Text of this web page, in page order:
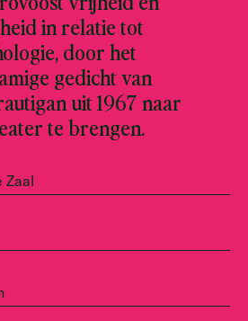
Zaal
in relatie tot
door het
gedicht van
uit 1967 naar
te brengen.